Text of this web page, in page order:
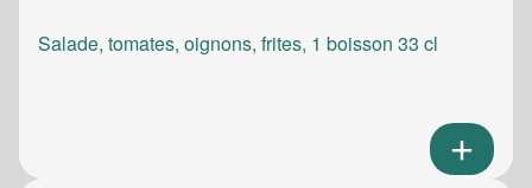
Salade, tomates, oignons, frites, 1 boisson 33 cl